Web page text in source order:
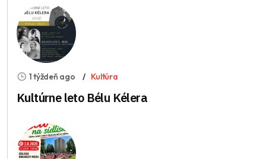
1 týždeň ago Kultúra
Kultúrne leto Bélu Kélera